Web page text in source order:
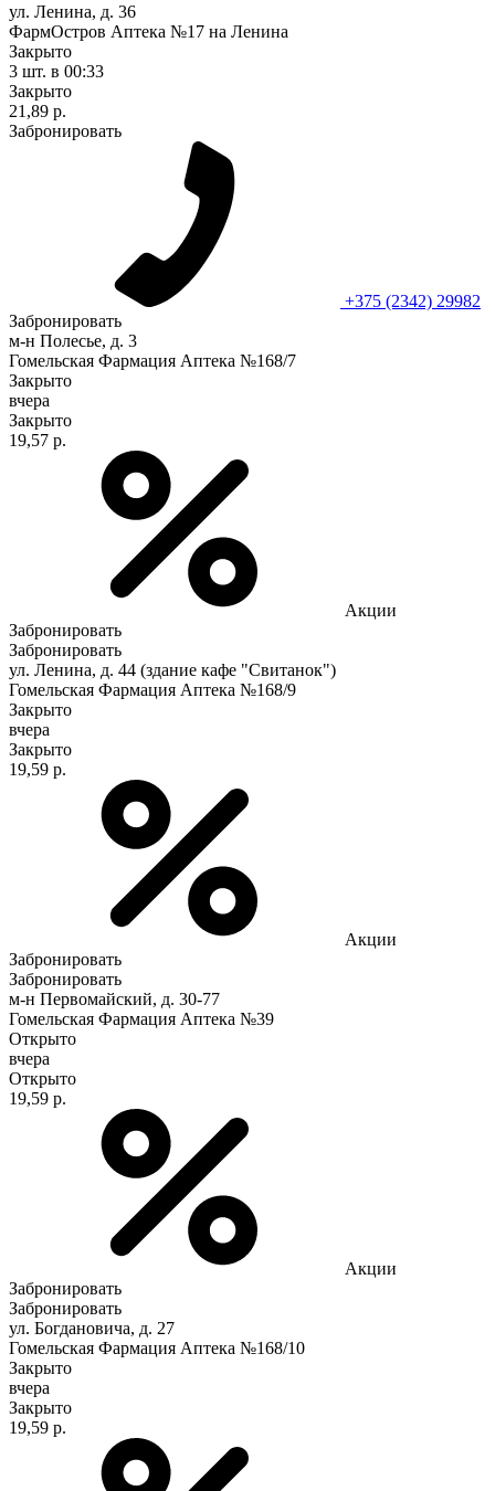
ул. Ленина, д. 36
ФармОстров Аптека №17 на Ленина
Закрыто
3 шт. в 00:33
Закрыто
21,89 р.
Забронировать
+375 (2342) 29982
Забронировать
м-н Полесье, д. 3
Гомельская Фармация Аптека №168/7
Закрыто
вчера
Закрыто
19,57 р.
Акции
Забронировать
Забронировать
ул. Ленина, д. 44 (здание кафе "Свитанок")
Гомельская Фармация Аптека №168/9
Закрыто
вчера
Закрыто
19,59 р.
Акции
Забронировать
Забронировать
м-н Первомайский, д. 30-77
Гомельская Фармация Аптека №39
Открыто
вчера
Открыто
19,59 р.
Акции
Забронировать
Забронировать
ул. Богдановича, д. 27
Гомельская Фармация Аптека №168/10
Закрыто
вчера
Закрыто
19,59 р.